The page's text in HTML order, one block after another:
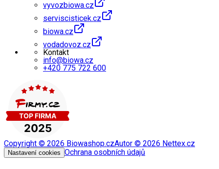
vyvozbiowa.cz
serviscisticek.cz
biowa.cz
vodadovoz.cz
Kontakt
info@biowa.cz
+420 775 722 600
Copyright © 2026 Biowashop.czAutor © 2026 Nettex.cz
Nastavení cookies Ochrana osobních údajů